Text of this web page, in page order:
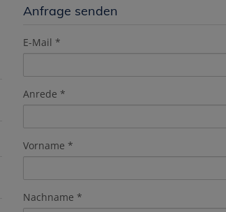
Anfrage senden
E-Mail
Anrede
Vorname
Nachname